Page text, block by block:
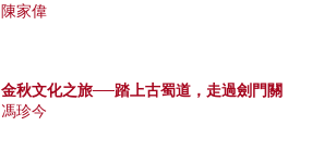
陳家偉
金秋文化之旅──踏上古蜀道，走過劍門關
馮珍今